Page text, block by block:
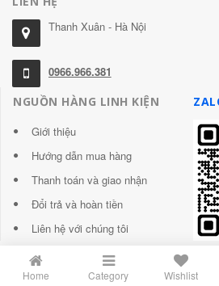
Thanh Xuân - Hà Nội
0966.966.381
NGUỒN HÀNG LINH KIỆN
Giới thiệu
Hướng dẫn mua hàng
Thanh toán và giao nhận
Đổi trả và hoàn tiền
Liên hệ với chúng tôi
Home Category Wishlist